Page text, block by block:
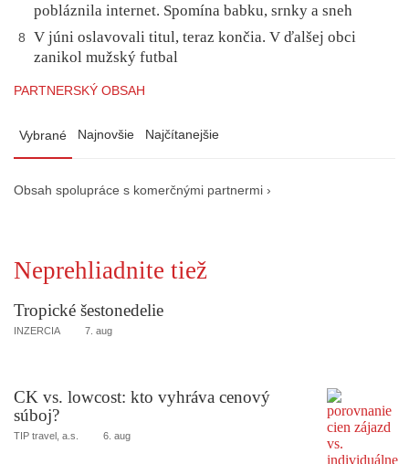
pobláznila internet. Spomína babku, srnky a sneh
8
V júni oslavovali titul, teraz končia. V ďalšej obci
zanikol mužský futbal
PARTNERSKÝ OBSAH
Vybrané Najnovšie Najčítanejšie
Obsah spolupráce s komerčnými partnermi ›
Neprehliadnite tiež
Tropické šestonedelie
INZERCIA 7. aug
CK vs. lowcost: kto vyhráva cenový
súboj?
TIP travel, a.s. 6. aug